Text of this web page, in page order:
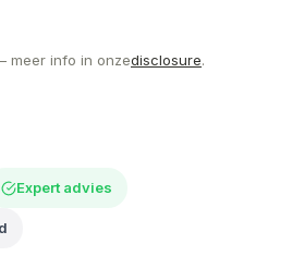
meer info in onzedisclosure.
Expert advies